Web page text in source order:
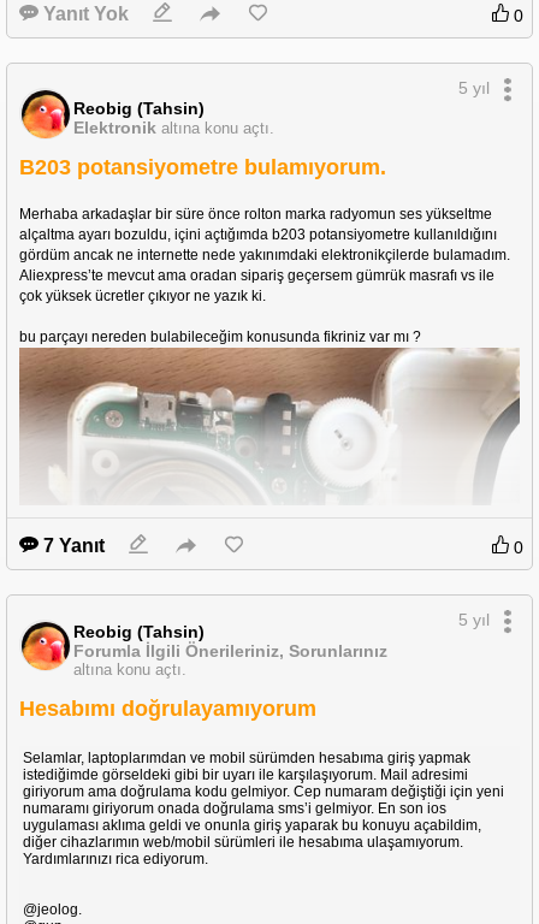
portuda yok ( ileriye dönük)
iyi forumlar.
Yanıt Yok 0
Reobig (Tahsin)
Elektronik altına konu açtı.
5 yıl
B203 potansiyometre bulamıyorum.
Merhaba arkadaşlar bir süre önce rolton marka radyomun ses yükseltme
alçaltma ayarı bozuldu, içini açtığımda b203 potansiyometre kullanıldığını
gördüm ancak ne internette nede yakınımdaki elektronikçilerde bulamadım.
Aliexpress’te mevcut ama oradan sipariş geçersem gümrük masrafı vs ile
çok yüksek ücretler çıkıyor ne yazık ki.
bu parçayı nereden bulabileceğim konusunda fikriniz var mı ?
7 Yanıt 0
Reobig (Tahsin)
Forumla İlgili Önerileriniz, Sorunlarınız
altına konu açtı.
5 yıl
Hesabımı doğrulayamıyorum
Selamlar, laptoplarımdan ve mobil sürümden hesabıma giriş yapmak
istediğimde görseldeki gibi bir uyarı ile karşılaşıyorum. Mail adresimi
giriyorum ama doğrulama kodu gelmiyor. Cep numaram değiştiği için yeni
numaramı giriyorum onada doğrulama sms’i gelmiyor. En son ios
uygulaması aklıma geldi ve onunla giriş yaparak bu konuyu açabildim,
diğer cihazlarımın web/mobil sürümleri ile hesabıma ulaşamıyorum.
Yardımlarınızı rica ediyorum.
@jeolog.